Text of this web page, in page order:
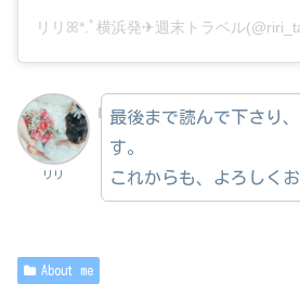
リリ
最後まで読んで下さり
す。
これからも、よろしく
About me